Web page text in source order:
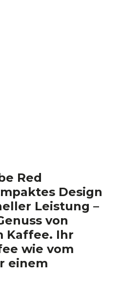
Red
Design
Leistung –
von
Kaffee. Ihr
wie vom
einem